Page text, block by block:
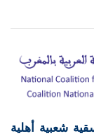
شعبية أهلية